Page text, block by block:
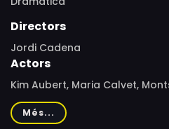
Directors
Jordi Cadena
Actors
Kim Aubert, Maria Calvet,
Antonio Gasset, Susana
Manau, Kiku Mena, Miquel
Més...